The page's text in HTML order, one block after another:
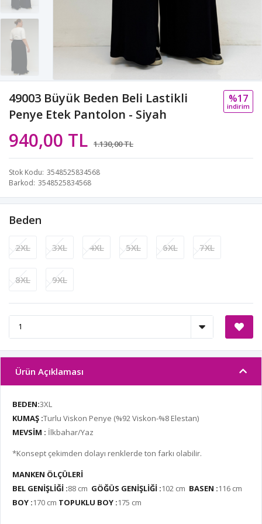
49003 Büyük Beden Beli Lastikli
Penye Etek Pantolon - Siyah
940,00 TL 1.130,00 TL
%17
i̇ndi̇ri̇m
Stok Kodu 3548525834568
Barkod 3548525834568
Beden
2XL 3XL 4XL 5XL 6XL 7XL
8XL 9XL
Ürün Açıklaması
BEDEN:3XL
KUMAŞ :Turlu Viskon Penye (%92 Viskon-%8 Elestan)
MEVSİM : İlkbahar/Yaz
*Konsept çekimden dolayı renklerde ton farkı olabilir.
MANKEN ÖLÇÜLERİ
BEL GENİŞLİĞİ :88 cm GÖĞÜS GENİŞLİĞİ :102 cm BASEN :116 cm
BOY :170 cm TOPUKLU BOY :175 cm